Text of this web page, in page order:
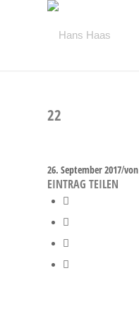
22
26. September 2017/von
EINTRAG TEILEN